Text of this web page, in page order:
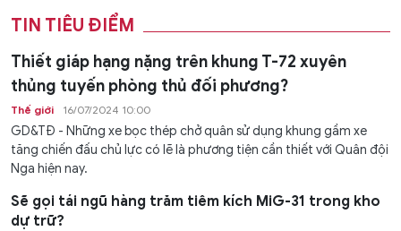
TIN TIÊU ĐIỂM
Thiết giáp hạng nặng trên khung T-72 xuyên
thủng tuyến phòng thủ đối phương?
Thế giới 16/07/2024 10:00
GD&TĐ - Những xe bọc thép chở quân sử dụng khung gầm xe
tăng chiến đấu chủ lực có lẽ là phương tiện cần thiết với Quân đội
Nga hiện nay.
Sẽ gọi tái ngũ hàng trăm tiêm kích MiG-31 trong kho
dự trữ?